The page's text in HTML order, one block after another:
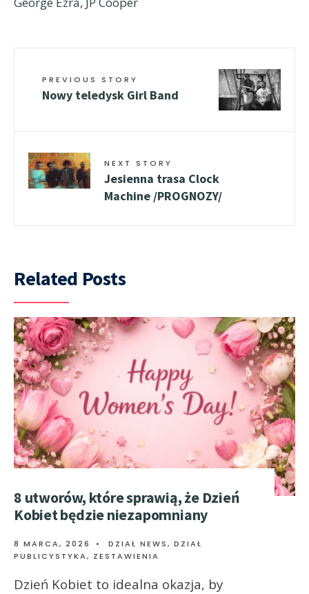
PREVIOUS STORY
Nowy teledysk Girl Band
NEXT STORY
Jesienna trasa Clock
Machine /PROGNOZY/
Related Posts
8 utworów, które sprawią, że Dzień
Kobiet będzie niezapomniany
8 MARCA, 2026 • DZIAŁ NEWS, DZIAŁ
PUBLICYSTYKA, ZESTAWIENIA
Dzień Kobiet to idealna okazja, by